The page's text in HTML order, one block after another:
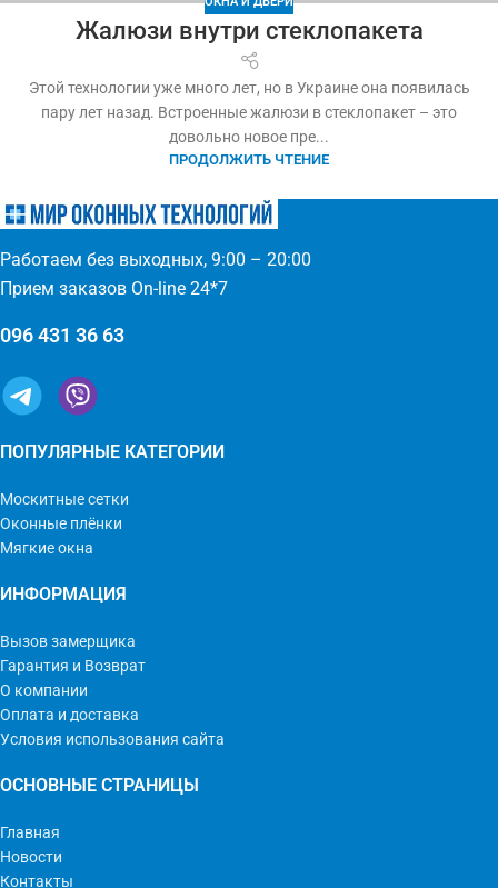
Жалюзи внутри стеклопакета
Этой технологии уже много лет, но в Украине она появилась
пару лет назад. Встроенные жалюзи в стеклопакет – это
довольно новое пре...
ПРОДОЛЖИТЬ ЧТЕНИЕ
Работаем без выходных, 9:00 – 20:00
Прием заказов On-line 24*7
096 431 36 63
ПОПУЛЯРНЫЕ КАТЕГОРИИ
Москитные сетки
Оконные плёнки
Мягкие окна
ИНФОРМАЦИЯ
Вызов замерщика
Гарантия и Возврат
О компании
Оплата и доставка
Условия использования сайта
ОСНОВНЫЕ СТРАНИЦЫ
Главная
Новости
Контакты